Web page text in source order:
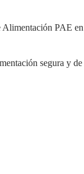
PAE
segura y